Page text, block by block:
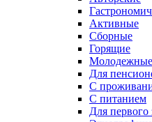
Активные
Сборные
Горящие
Молодежные
Для
С
С питанием
Для первого